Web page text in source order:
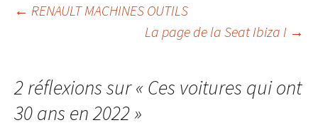
Navigation
articles
← RENAULT MACHINES OUTILS
La page de la Seat Ibiza I →
2 réflexions sur « Ces voitures qui ont
30 ans en 2022»